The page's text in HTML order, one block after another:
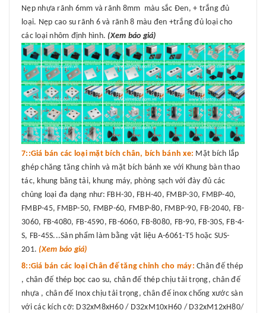
Nẹp nhựa rãnh 6mm và rãnh 8mm màu sắc Đen, + trắng đủ
loại. Nẹp cao su rãnh 6 và rãnh 8 màu đen +trắng đủ loại cho
các loại nhôm định hình. (Xem báo giá)
7::Giá bán các loại mặt bích chân, bích bánh xe: Mặt bích lắp
ghép chăng tăng chỉnh và mặt bích bánh xe với Khung bàn thao
tác, khung băng tải, khung máy, phòng sạch với đày đủ các
chủng loại đa dạng như: FBH-30, FBH-40, FMBP-30, FMBP-40,
FMBP-45, FMBP-50, FMBP-60, FMBP-80, FMBP-90, FB-2040, FB-
3060, FB-4080, FB-4590, FB-6060, FB-8080, FB-90, FB-30S, FB-4-
S, FB-45S...Sản phẩm làm bằng vật liệu A-6061-T5 hoặc SUS-
201. (Xem báo giá)
8::Giá bán các loại Chân đế tăng chỉnh cho máy: Chân đế thép
, chân đế thép bọc cao su, chân đế thép chịu tải trọng, chân đế
nhựa , chân đế Inox chịu tải trọng, chân đế inox chống xước sàn
với các kích cỡ: D32xM8xH60 / D32xM10xH60 / D32xM12xH80/